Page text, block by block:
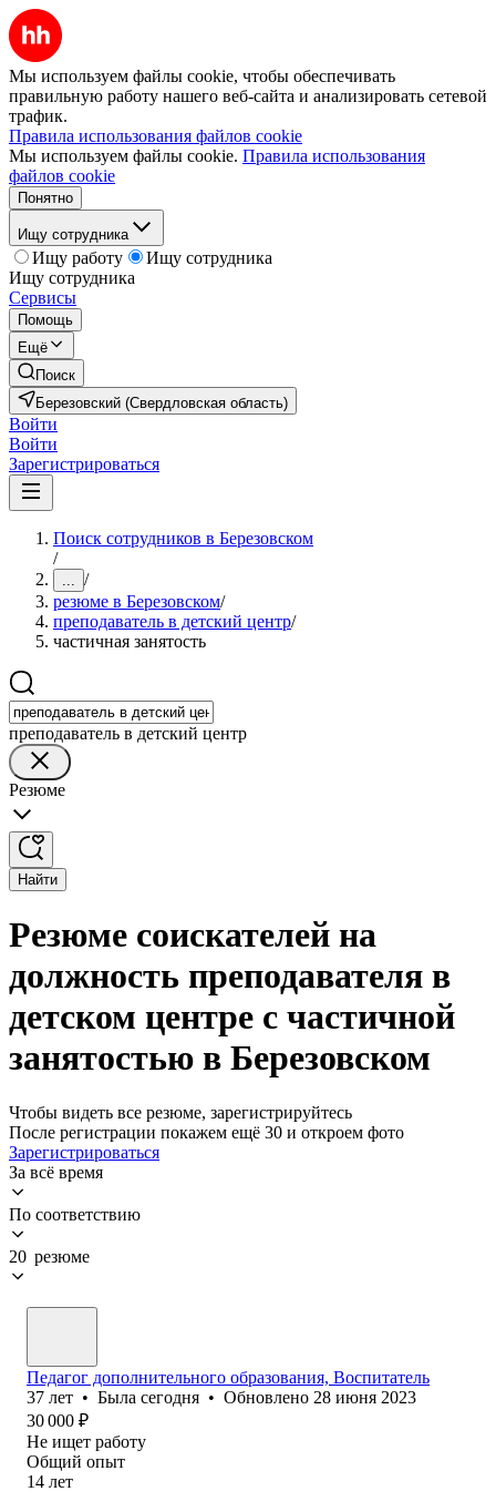
Мы используем файлы cookie, чтобы обеспечивать
правильную работу нашего веб-сайта и анализировать сетевой
трафик.
Правила использования файлов cookie
Мы используем файлы cookie. Правила использования
файлов cookie
Понятно
Ищу сотрудника
Ищу работу
Ищу сотрудника
Ищу сотрудника
Сервисы
Помощь
Ещё
Поиск
Березовский (Свердловская область)
Войти
Войти
Зарегистрироваться
Поиск сотрудников в Березовском
/
... /
резюме в Березовском/
преподаватель в детский центр/
частичная занятость
преподаватель в детский центр
Резюме
Найти
Резюме соискателей на
должность преподавателя в
детском центре с частичной
занятостью в Березовском
Чтобы видеть все резюме, зарегистрируйтесь
После регистрации покажем ещё 30 и откроем фото
Зарегистрироваться
За всё время
По соответствию
20 резюме
Педагог дополнительного образования, Воспитатель
37 лет • Была сегодня • Обновлено 28 июня 2023
30 000 ₽
Не ищет работу
Общий опыт
14 лет